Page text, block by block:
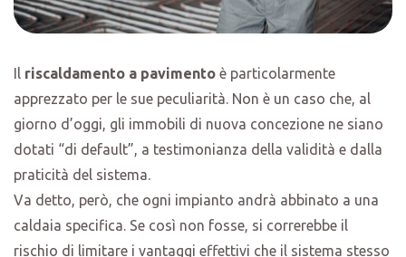
Il riscaldamento a pavimento è particolarmente
apprezzato per le sue peculiarità. Non è un caso che, al
giorno d’oggi, gli immobili di nuova concezione ne siano
dotati “di default”, a testimonianza della validità e dalla
praticità del sistema.
Va detto, però, che ogni impianto andrà abbinato a una
caldaia specifica. Se così non fosse, si correrebbe il
rischio di limitare i vantaggi effettivi che il sistema stesso